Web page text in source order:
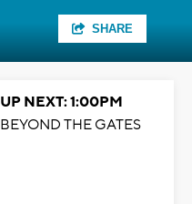
SHARE
UP NEXT: 1:00PM
BEYOND THE GATES